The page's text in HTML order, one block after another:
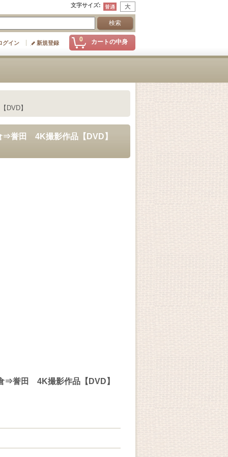
文字サイズ:
0 カートの中身
グイン 新規登録
DVD】
⇒誉田 4K撮影作品【DVD】
⇒誉田 4K撮影作品【DVD】